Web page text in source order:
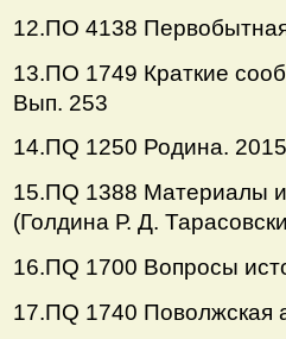
12.ПО 4138
13.ПО 1749 Краткие
Вып. 253
14.ПQ 1250 Родина.
15.ПQ 1388 Материалы
(Голдина Р. Д.
16.ПQ 1700 Вопросы
17.ПQ 1740 Поволжская